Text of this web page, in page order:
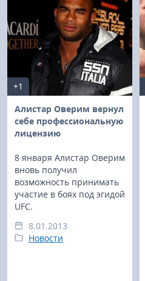
+1
Алистар Оверим вернул
себе профессиональную
лицензию
8 января Алистар Оверим
вновь получил
возможность принимать
участие в боях под эгидой
UFC.
8.01.2013
Новости